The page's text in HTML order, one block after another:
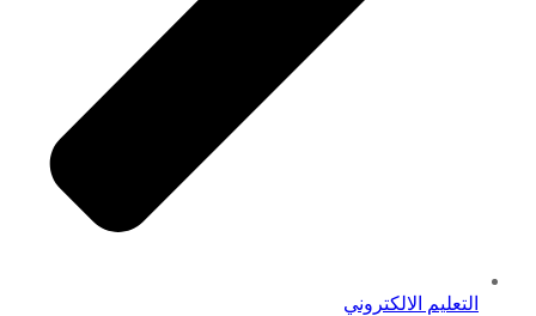
التعليم الالكتروني